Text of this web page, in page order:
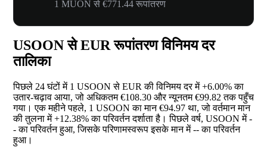
1 MUON से €771.44 रूपांतरण
USOON से EUR रूपांतरण विनिमय दर
तालिका
पिछले 24 घंटों में 1 USOON से EUR की विनिमय दर में+6.00%का
उतार-चढ़ाव आया, जो अधिकतम €108.30 और न्यूनतम €99.82 तक पहुँच
गया। एक महीने पहले, 1 USOON का मान €94.97 था, जो वर्तमान मान
की तुलना में+12.38%का परिवर्तन दर्शाता है। पिछले वर्ष, USOON में-
-का परिवर्तन हुआ, जिसके परिणामस्वरूप इसके मान में--का परिवर्तन
हुआ।